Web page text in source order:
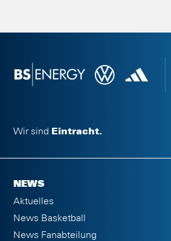
Wir sind Eintracht.
NEWS
Aktuelles
News Basketball
News Fanabteilung